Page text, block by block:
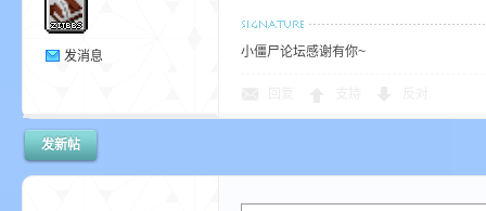
发消息 小僵尸论坛感谢有你~
发新帖